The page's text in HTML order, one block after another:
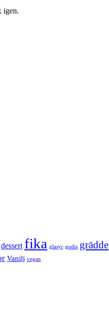
igen.
dessert fika glasyr godis grädde
Vanilj vegan